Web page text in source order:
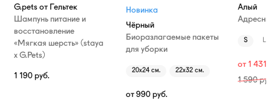
G.pets от Гельтек
Шампунь питание и
восстановление
«Мягкая шерсть» (staya
х G.Pets)
1 190 руб.
Новинка
Чёрный
Биоразлагаемые пакеты
для уборки
20х24 см. 22х32 см.
от 990 руб.
Алый
S L
от 1 431
1 590